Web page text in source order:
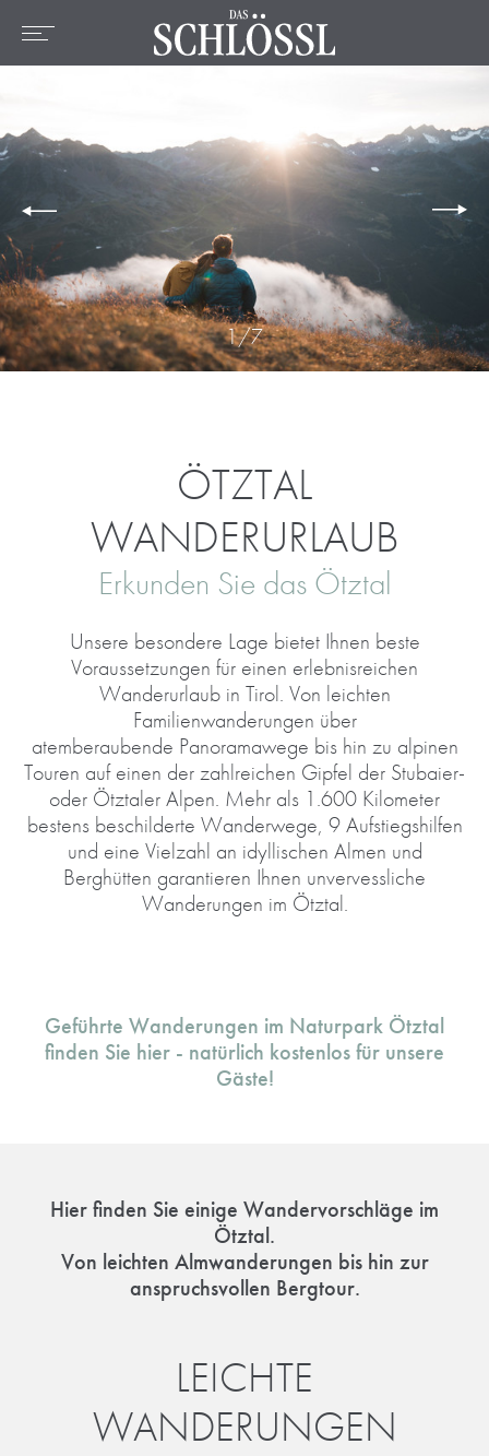
DE EN FR
Home
Zimmer & Preise
Angebote
Lage & Umgebung
Wellness
Kulinarik
Aktiv
1/7
ÖTZTAL
WANDERURLAUB
Erkunden Sie das Ötztal
Unsere besondere Lage bietet Ihnen beste
Voraussetzungen für einen erlebnisreichen
Wanderurlaub in Tirol. Von leichten
Familienwanderungen über
atemberaubende Panoramawege bis hin zu alpinen
Touren auf einen der zahlreichen Gipfel der Stubaier-
oder Ötztaler Alpen. Mehr als 1.600 Kilometer
bestens beschilderte Wanderwege, 9 Aufstiegshilfen
und eine Vielzahl an idyllischen Almen und
Berghütten garantieren Ihnen unvervessliche
Wanderungen im Ötztal.
Geführte Wanderungen im Naturpark Ötztal
finden Sie hier - natürlich kostenlos für unsere
Gäste!
Hier finden Sie einige Wandervorschläge im
Ötztal.
Von leichten Almwanderungen bis hin zur
anspruchsvollen Bergtour.
LEICHTE
WANDERUNGEN